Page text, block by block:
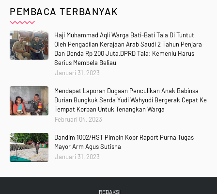
PEMBACA TERBANYAK
Haji Muhammad Aqli Warga Bati-Bati Tala Di Tuntut
Oleh Pengadilan Kerajaan Arab Saudi 2 Tahun Penjara
Dan Denda Rp 200 Juta,DPRD Tala: Kemenlu Harus
Serius Membela Beliau
Januari 31, 2023
Mendapat Laporan Dugaan Penculikan Anak Babinsa
Durian Bungkuk Serda Yudi Wahyudi Bergerak Cepat Ke
Tempat Korban Untuk Tenangkan Warga
Februari 04, 2023
Dandim 1002/HST Pimpin Kopr Raport Purna Tugas
Mayor Arm Agus Sutisna
Januari 31, 2023
REDAKSI